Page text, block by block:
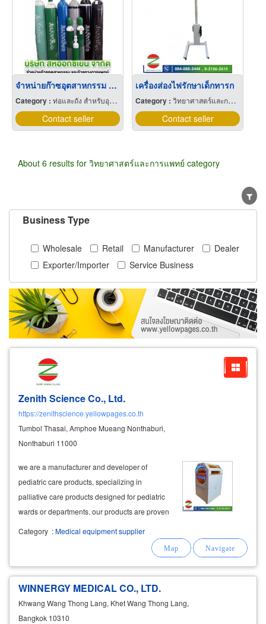
จำหน่ายก๊าซอุตสาหกรรม และการแพทย์
Category : ท่อและถัง สำหรับอุตสาหกรรมและเวชกรรมแก๊ส
Contact seller
เครื่องส่องไฟรักษาเด็กทารก
Category :วิทยาศาสตร์และการแพทย์
Contact seller
About 6 results for วิทยาศาสตร์และการแพทย์ category
Business Type
Wholesale Retail Manufacturer
Dealer
Exporter/Importer
Service Business
Zenith Science Co., Ltd.
https://zenithscience.yellowpages.co.th
Tumbol Thasai, Amphoe Mueang Nonthaburi,
Nonthaburi 11000
we are a manufacturer and developer of
pediatric care products, specializing in
palliative care products designed for pediatric
wards or departments. our products are proven
medical equipment, and are widely used in
Category :Medical equipment supplier
WINNERGY MEDICAL CO., LTD.
Khwang Wang Thong Lang, Khet Wang Thong Lang,
Bangkok 10310